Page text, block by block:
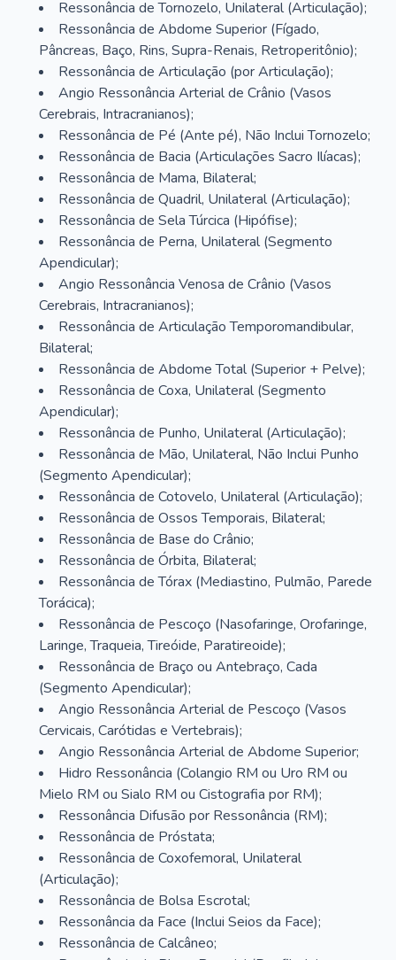
Ressonância de Tornozelo, Unilateral (Articulação);
Ressonância de Abdome Superior (Fígado,
Pâncreas, Baço, Rins, Supra-Renais, Retroperitônio);
Ressonância de Articulação (por Articulação);
Angio Ressonância Arterial de Crânio (Vasos
Cerebrais, Intracranianos);
Ressonância de Pé (Ante pé), Não Inclui Tornozelo;
Ressonância de Bacia (Articulações Sacro Ilíacas);
Ressonância de Mama, Bilateral;
Ressonância de Quadril, Unilateral (Articulação);
Ressonância de Sela Túrcica (Hipófise);
Ressonância de Perna, Unilateral (Segmento
Apendicular);
Angio Ressonância Venosa de Crânio (Vasos
Cerebrais, Intracranianos);
Ressonância de Articulação Temporomandibular,
Bilateral;
Ressonância de Abdome Total (Superior + Pelve);
Ressonância de Coxa, Unilateral (Segmento
Apendicular);
Ressonância de Punho, Unilateral (Articulação);
Ressonância de Mão, Unilateral, Não Inclui Punho
(Segmento Apendicular);
Ressonância de Cotovelo, Unilateral (Articulação);
Ressonância de Ossos Temporais, Bilateral;
Ressonância de Base do Crânio;
Ressonância de Órbita, Bilateral;
Ressonância de Tórax (Mediastino, Pulmão, Parede
Torácica);
Ressonância de Pescoço (Nasofaringe, Orofaringe,
Laringe, Traqueia, Tireóide, Paratireoide);
Ressonância de Braço ou Antebraço, Cada
(Segmento Apendicular);
Angio Ressonância Arterial de Pescoço (Vasos
Cervicais, Carótidas e Vertebrais);
Angio Ressonância Arterial de Abdome Superior;
Hidro Ressonância (Colangio RM ou Uro RM ou
Mielo RM ou Sialo RM ou Cistografia por RM);
Ressonância Difusão por Ressonância (RM);
Ressonância de Próstata;
Ressonância de Coxofemoral, Unilateral
(Articulação);
Ressonância de Bolsa Escrotal;
Ressonância da Face (Inclui Seios da Face);
Ressonância de Calcâneo;